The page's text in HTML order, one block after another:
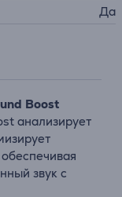
Да
Boost
анализирует
звук с